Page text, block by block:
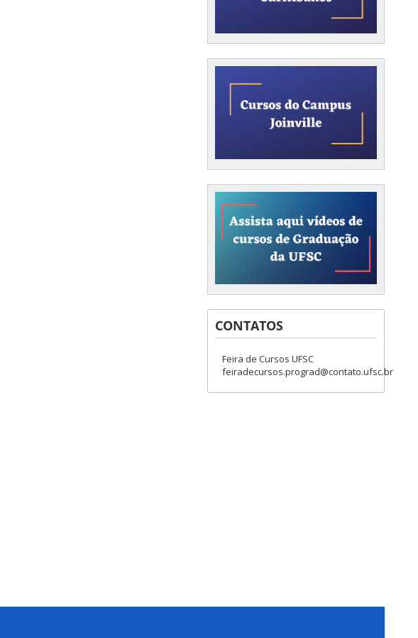
CONTATOS
Feira de Cursos UFSC
feiradecursos.prograd@contato.ufsc.br